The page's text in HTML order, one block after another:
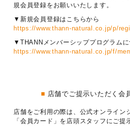
規会員登録をお願いいたします。
▼新規会員登録はこちらから
https://www.thann-natural.co.jp/p/
▼THANNメンバーシッププログラムに
https://www.thann-natural.co.jp/f/
■ 店舗でご提示いただく会
店舗をご利用の際は、公式オンライン
「会員カード」を店頭スタッフにご提